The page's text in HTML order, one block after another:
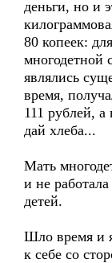
деньги, но и
80 копеек:
многодетной
являлись
время,
111 рублей, а
дай хлеба...
Мать
и не
детей.
Шло время и
к себе со